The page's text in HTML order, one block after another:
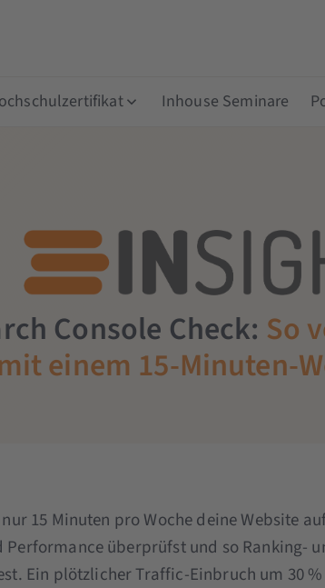
Inhouse Seminare
Console Check: So
einem 15-Minuten-
15 Minuten pro Woche deine Website
überprüfst und so Ranking-
Ein plötzlicher Traffic-Einbruch um 30